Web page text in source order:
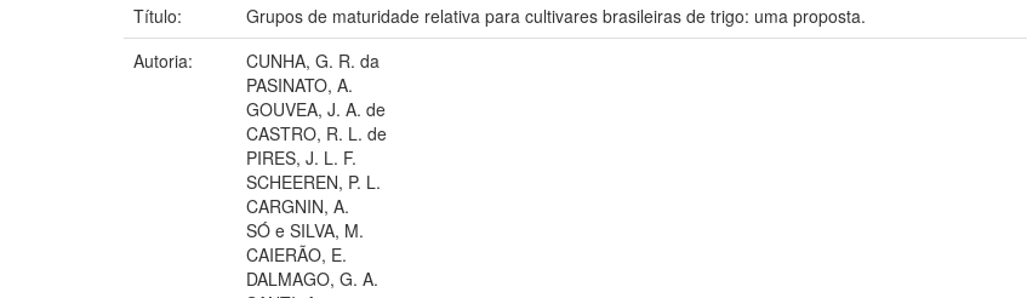
Título:
Grupos de maturidade relativa para cultivares brasileiras de trigo: uma proposta.
Autoria:
CUNHA, G. R. da
PASINATO, A.
GOUVEA, J. A. de
CASTRO, R. L. de
PIRES, J. L. F.
SCHEEREN, P. L.
CARGNIN, A.
SÓ e SILVA, M.
CAIERÃO, E.
DALMAGO, G. A.